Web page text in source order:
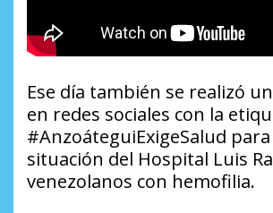
Ese día también se realizó
en redes sociales con la
#AnzoáteguiExigeSalud
situación del Hospital Luis
venezolanos con hemofilia.